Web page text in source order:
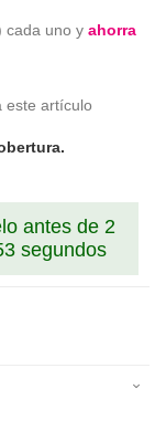
cada uno y ahorra
este artículo
antes de 2
segundos